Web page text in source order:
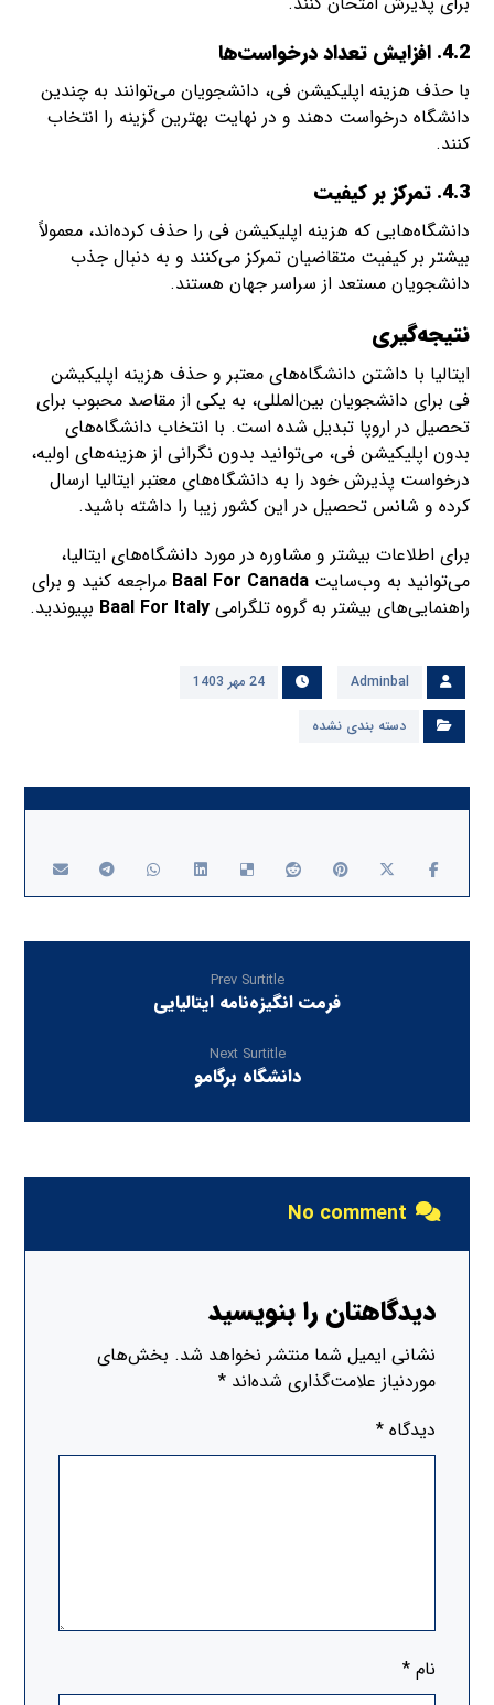
4.2. افزایش تعداد درخواست‌ها
با حذف هزینه اپلیکیشن فی، دانشجویان می‌توانند به چندین
دانشگاه درخواست دهند و در نهایت بهترین گزینه را انتخاب
کنند.
4.3. تمرکز بر کیفیت
دانشگاه‌هایی که هزینه اپلیکیشن فی را حذف کرده‌اند، معمولاً
بیشتر بر کیفیت متقاضیان تمرکز می‌کنند و به دنبال جذب
دانشجویان مستعد از سراسر جهان هستند.
نتیجه‌گیری
ایتالیا با داشتن دانشگاه‌های معتبر و حذف هزینه اپلیکیشن
فی برای دانشجویان بین‌المللی، به یکی از مقاصد محبوب برای
تحصیل در اروپا تبدیل شده است. با انتخاب دانشگاه‌های
بدون اپلیکیشن فی، می‌توانید بدون نگرانی از هزینه‌های اولیه،
درخواست پذیرش خود را به دانشگاه‌های معتبر ایتالیا ارسال
کرده و شانس تحصیل در این کشور زیبا را داشته باشید.
برای اطلاعات بیشتر و مشاوره در مورد دانشگاه‌های ایتالیا،
می‌توانید به وب‌سایتBaal For Canada مراجعه کنید و برای
راهنمایی‌های بیشتر به گروه تلگرامیBaal For Italy بپیوندید.
Adminbal 24 مهر 1403
دسته بندی نشده
Prev Surtitle
فرمت انگیزه‌نامه ایتالیایی
Next Surtitle
دانشگاه برگامو
No comment
دیدگاهتان را بنویسید
نشانی ایمیل شما منتشر نخواهد شد. بخش‌های
موردنیاز علامت‌گذاری شده‌اند*
دیدگاه*
نام*